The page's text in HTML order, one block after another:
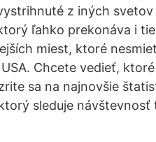
z iných
ľahko prekonáva i
miest, ktoré
Chcete vedieť,
sa na najnovšie
sleduje